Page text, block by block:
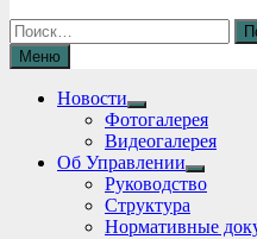
Найти:
Меню
Новости
Show
sub
menu
Фотогалерея
Видеогалерея
Об Управлении
Show
sub
Руководство
Структура
Нормативные